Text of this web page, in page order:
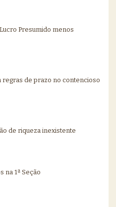
Presumido menos
de prazo no contencioso
de riqueza inexistente
na 1ª Seção